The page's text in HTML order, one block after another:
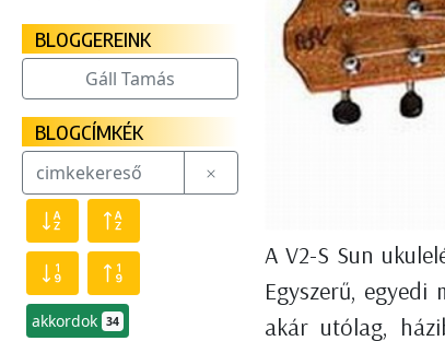
BLOGGEREINK
Gáll Tamás
BLOGCÍMKÉK
akkordok 34
A V2-S Sun
Egyszerű,
akár utólag,